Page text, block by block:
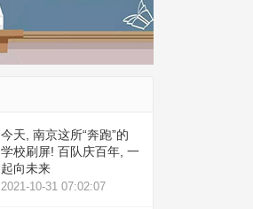
今天, 南京这所“奔跑”的
学校刷屏! 百队庆百年, 一
起向未来
2021-10-31 07:02:07